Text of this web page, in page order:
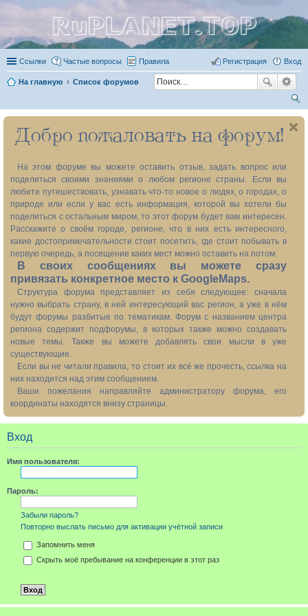
RuPLANET.TOP
Ссылки Частые вопросы Правила Вход
Регистрация
На главную Список форумов
ои
ск
Добро пожаловать на форум!
На этом форуме вы можете оставить отзыв, задать вопрос или
поделиться своими знаниями о любом регионе страны. Если вы
любите путешествовать, узнавать что-то новое о людях, о городах, о
природе или если у вас есть информация, которой вы хотели бы
поделиться с остальным миром, то этот форум будет вам интересен.
Расскажите о своём городе, регионе, что в них есть интересного,
какие достопримечательности стоит посетить, где стоит побывать в
первую очередь, а посещение каких мест можно оставить на потом.
В своих сообщениях вы можете сразу
привязать конкретное место к GoogleMaps.
Структура форума представляет из себя следующее: сначала
нужно выбрать страну, в ней интересующий вас регион, а уже в нём
будут форумы разбитые по тематикам. Форум с названием центра
региона содержит подфорумы, в которых также можно создавать
новые темы. Также вы можете добавлять свои мысли в уже
существующие.
Если вы не читали правила, то стоит их всё же прочесть, ссылка на
них находится над этим сообщением.
Ваши пожелания направляйте администратору форума, его
координаты находятся внизу страницы.
Вход
Имя пользователя:
Пароль:
Забыли пароль?
Повторно выслать письмо для активации учётной записи
Запомнить меня
Скрыть моё пребывание на конференции в этот раз